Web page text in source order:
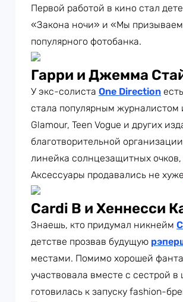
Первой работой в кино стал
«Закона ночи» и «Мы
популярного фотобанка.
Гарри и Джемма
У экс-солиста One Direction
стала популярным
Glamour, Teen Vogue и других
благотворительной
линейка солнцезащитных
Аксессуары продавались не хуже
Cardi B и Хеннесси
Знаешь, кто придумал никнейм
детстве прозвав будущую
местами. Помимо хорошей
участвовала вместе с сестрой
готовилась к запуску fashion-